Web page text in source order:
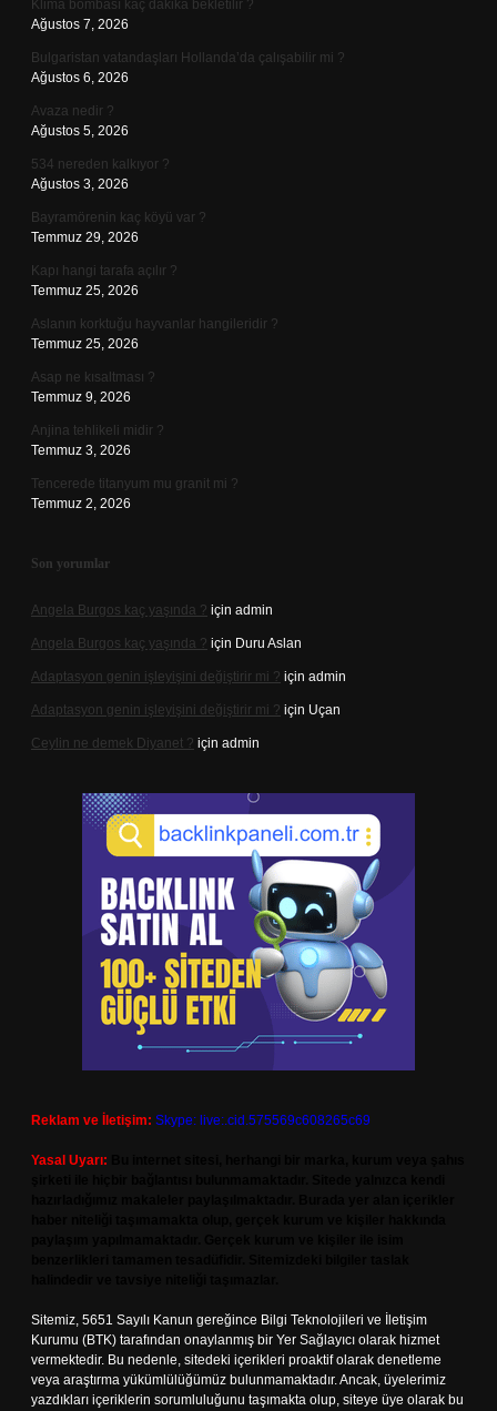
Klima bombası kaç dakika bekletilir ?
Ağustos 7, 2026
Bulgaristan vatandaşları Hollanda’da çalışabilir mi ?
Ağustos 6, 2026
Avaza nedir ?
Ağustos 5, 2026
534 nereden kalkıyor ?
Ağustos 3, 2026
Bayramörenin kaç köyü var ?
Temmuz 29, 2026
Kapı hangi tarafa açılır ?
Temmuz 25, 2026
Aslanın korktuğu hayvanlar hangileridir ?
Temmuz 25, 2026
Asap ne kısaltması ?
Temmuz 9, 2026
Anjina tehlikeli midir ?
Temmuz 3, 2026
Tencerede titanyum mu granit mi ?
Temmuz 2, 2026
Son yorumlar
Angela Burgos kaç yaşında ? için admin
Angela Burgos kaç yaşında ? için Duru Aslan
Adaptasyon genin işleyişini değiştirir mi ? için admin
Adaptasyon genin işleyişini değiştirir mi ? için Uçan
Ceylin ne demek Diyanet ? için admin
Reklam ve İletişim: Skype: live:.cid.575569c608265c69
Yasal Uyarı:
Sitemiz, 5651 Sayılı Kanun gereğince Bilgi Teknolojileri ve İletişim
Kurumu (BTK) tarafından onaylanmış bir Yer Sağlayıcı olarak hizmet
vermektedir. Bu nedenle, sitedeki içerikleri proaktif olarak denetleme
veya araştırma yükümlülüğümüz bulunmamaktadır. Ancak, üyelerimiz
yazdıkları içeriklerin sorumluluğunu taşımakta olup, siteye üye olarak bu